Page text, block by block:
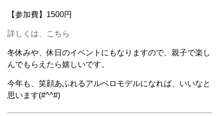
【参加費】1500円
詳しくは、こちら
冬休みや、休日のイベントにもなりますので、親子で楽し
んでもらえたら嬉しいです。
今年も、笑顔あふれるアルベロモデルになれば、いいなと
思います(#^^#)